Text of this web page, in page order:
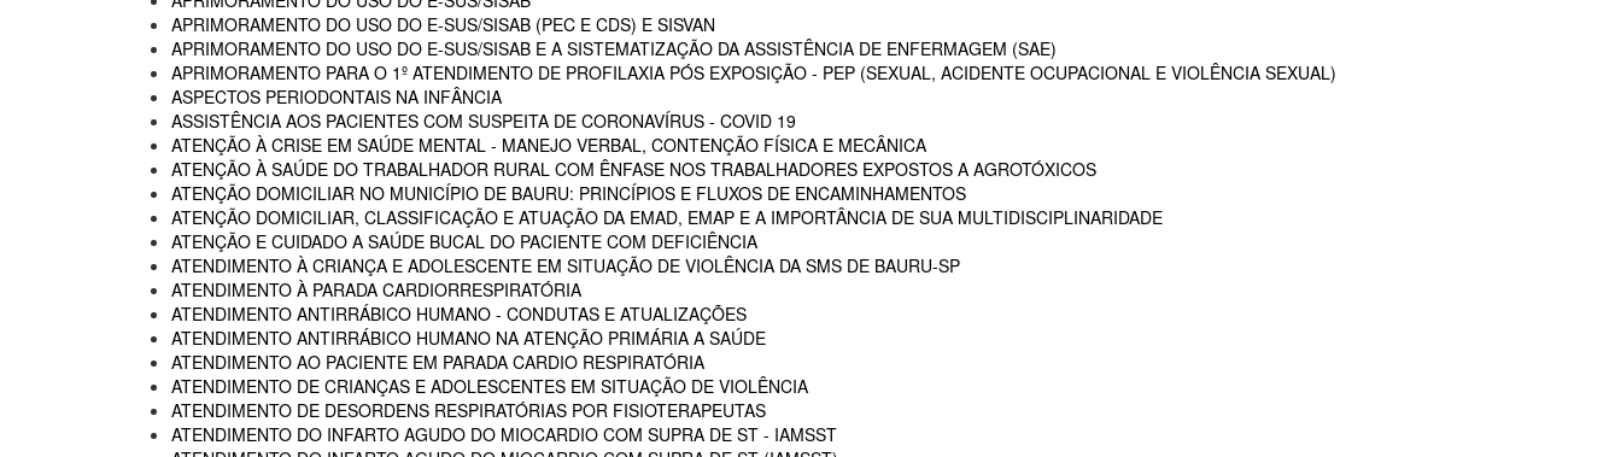
APRIMORAMENTO DO USO DO E-SUS/SISAB (PEC E CDS) E SISVAN
APRIMORAMENTO DO USO DO E-SUS/SISAB E A SISTEMATIZAÇÃO DA ASSISTÊNCIA DE ENFERMAGEM (SAE)
APRIMORAMENTO PARA O 1º ATENDIMENTO DE PROFILAXIA PÓS EXPOSIÇÃO - PEP (SEXUAL, ACIDENTE OCUPACIONAL E VIOLÊNCIA SEXUAL)
ASPECTOS PERIODONTAIS NA INFÂNCIA
ASSISTÊNCIA AOS PACIENTES COM SUSPEITA DE CORONAVÍRUS - COVID 19
ATENÇÃO À CRISE EM SAÚDE MENTAL - MANEJO VERBAL, CONTENÇÃO FÍSICA E MECÂNICA
ATENÇÃO À SAÚDE DO TRABALHADOR RURAL COM ÊNFASE NOS TRABALHADORES EXPOSTOS A AGROTÓXICOS
ATENÇÃO DOMICILIAR NO MUNICÍPIO DE BAURU: PRINCÍPIOS E FLUXOS DE ENCAMINHAMENTOS
ATENÇÃO DOMICILIAR, CLASSIFICAÇÃO E ATUAÇÃO DA EMAD, EMAP E A IMPORTÂNCIA DE SUA MULTIDISCIPLINARIDADE
ATENÇÃO E CUIDADO A SAÚDE BUCAL DO PACIENTE COM DEFICIÊNCIA
ATENDIMENTO À CRIANÇA E ADOLESCENTE EM SITUAÇÃO DE VIOLÊNCIA DA SMS DE BAURU-SP
ATENDIMENTO À PARADA CARDIORRESPIRATÓRIA
ATENDIMENTO ANTIRRÁBICO HUMANO - CONDUTAS E ATUALIZAÇÕES
ATENDIMENTO ANTIRRÁBICO HUMANO NA ATENÇÃO PRIMÁRIA A SAÚDE
ATENDIMENTO AO PACIENTE EM PARADA CARDIO RESPIRATÓRIA
ATENDIMENTO DE CRIANÇAS E ADOLESCENTES EM SITUAÇÃO DE VIOLÊNCIA
ATENDIMENTO DE DESORDENS RESPIRATÓRIAS POR FISIOTERAPEUTAS
ATENDIMENTO DO INFARTO AGUDO DO MIOCARDIO COM SUPRA DE ST - IAMSST